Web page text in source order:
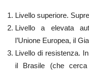
Livello superiore.
Livello a elevata
l’Unione Europea, il
Livello di resistenza.
il Brasile (che